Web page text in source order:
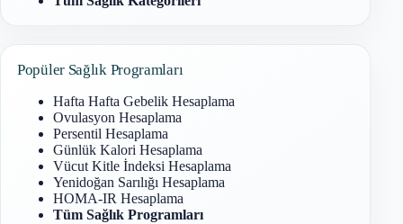
Popüler Sağlık Programları
Hafta Hafta Gebelik Hesaplama
Ovulasyon Hesaplama
Persentil Hesaplama
Günlük Kalori Hesaplama
Vücut Kitle İndeksi Hesaplama
Yenidoğan Sarılığı Hesaplama
HOMA-IR Hesaplama
Tüm Sağlık Programları